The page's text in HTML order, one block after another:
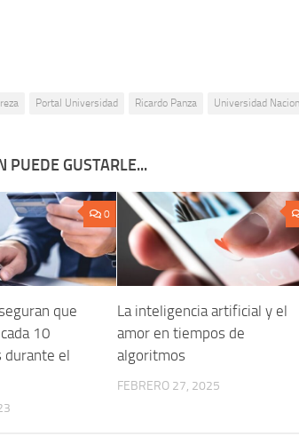
Portal Universidad Ricardo Panza Universidad
PUEDE GUSTARLE...
0
que
10
durante el
La inteligencia artificial y el
amor en tiempos de
algoritmos
FEBRERO 27, 2025